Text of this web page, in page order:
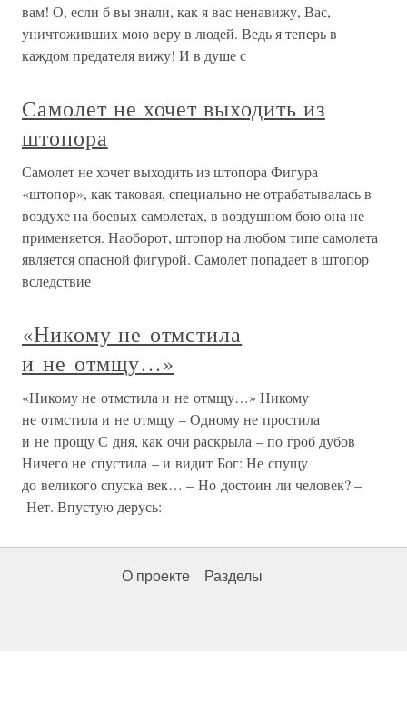
вам! О, если б вы знали, как я вас ненавижу, Вас,
уничтоживших мою веру в людей. Ведь я теперь в
каждом предателя вижу! И в душе с
Самолет не хочет выходить из
штопора
Самолет не хочет выходить из штопора Фигура
«штопор», как таковая, специально не отрабатывалась в
воздухе на боевых самолетах, в воздушном бою она не
применяется. Наоборот, штопор на любом типе самолета
является опасной фигурой. Самолет попадает в штопор
вследствие
«Никому не отмстила
и не отмщу…»
«Никому не отмстила и не отмщу…» Никому
не отмстила и не отмщу – Одному не простила
и не прощу С дня, как очи раскрыла – по гроб дубов
Ничего не спустила – и видит Бог: Не спущу
до великого спуска век… – Но достоин ли человек? –
Нет. Впустую дерусь:
О проекте Разделы